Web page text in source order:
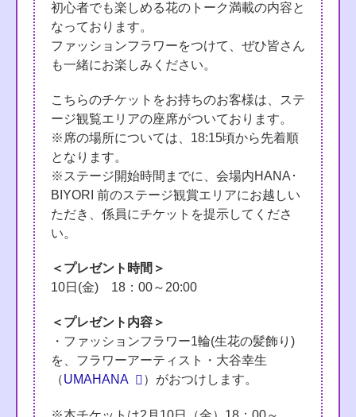
初心者でも楽しめる花のトーク満載の内容と
なっております。
ファッションフラワーをつけて、ぜひ皆さん
も一緒にお楽しみください。
こちらのチケットをお持ちのお客様は、ステ
ージ観覧エリアの座席がついております。
※席の場所については、18:15頃から先着順
となります。
※ステージ開始時間までに、会場内HANA･
BIYORI 前のステージ観賞エリアにお越しい
ただき、係員にチケットを提示してくださ
い。
＜プレゼント時間＞
10日(金) 18：00～20:00
＜プレゼント内容＞
・ファッションフラワー1輪(生花の髪飾り)
を、フラワーアーティスト・大谷幸生
（UMAHANA ）がおつけします。